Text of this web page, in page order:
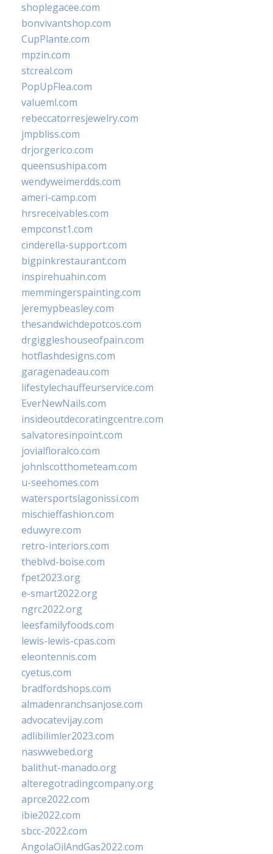
shoplegacee.com
bonvivantshop.com
CupPlante.com
mpzin.com
stcreal.com
PopUpFlea.com
valueml.com
rebeccatorresjewelry.com
jmpbliss.com
drjorgerico.com
queensushipa.com
wendyweimerdds.com
ameri-camp.com
hrsreceivables.com
empconst1.com
cinderella-support.com
bigpinkrestaurant.com
inspirehuahin.com
memmingerspainting.com
jeremypbeasley.com
thesandwichdepotcos.com
drgiggleshouseofpain.com
hotflashdesigns.com
garagenadeau.com
lifestylechauffeurservice.com
EverNewNails.com
insideoutdecoratingcentre.com
salvatoresinpoint.com
jovialfloralco.com
johnlscotthometeam.com
u-seehomes.com
watersportslagonissi.com
mischieffashion.com
eduwyre.com
retro-interiors.com
theblvd-boise.com
fpet2023.org
e-smart2022.org
ngrc2022.org
leesfamilyfoods.com
lewis-lewis-cpas.com
eleontennis.com
cyetus.com
bradfordshops.com
almadenranchsanjose.com
advocatevijay.com
adlibilimler2023.com
naswwebed.org
balithut-manado.org
alteregotradingcompany.org
aprce2022.com
ibie2022.com
sbcc-2022.com
AngolaOilAndGas2022.com